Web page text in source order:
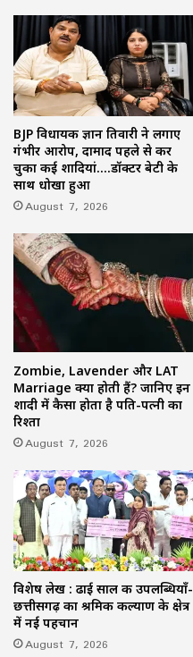
BJP विधायक ज्ञान तिवारी ने लगाए
गंभीर आरोप, दामाद पहले से कर
चुका कई शादियां….डॉक्टर बेटी के
साथ धोखा हुआ
August 7, 2026
Zombie, Lavender और LAT
Marriage क्या होती हैं? जानिए इन
शादी में कैसा होता है पति-पत्नी का
रिश्ता
August 7, 2026
विशेष लेख : ढाई साल की उपलब्धियाँ-
छत्तीसगढ़ का श्रमिक कल्याण के क्षेत्र
में नई पहचान
August 7, 2026